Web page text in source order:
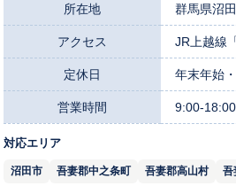
所在地 群馬県沼
アクセス JR上越線
定休日 年末年始
営業時間 9:00-18:00
対応エリア
沼田市 吾妻郡中之条町 吾妻郡高山村 吾